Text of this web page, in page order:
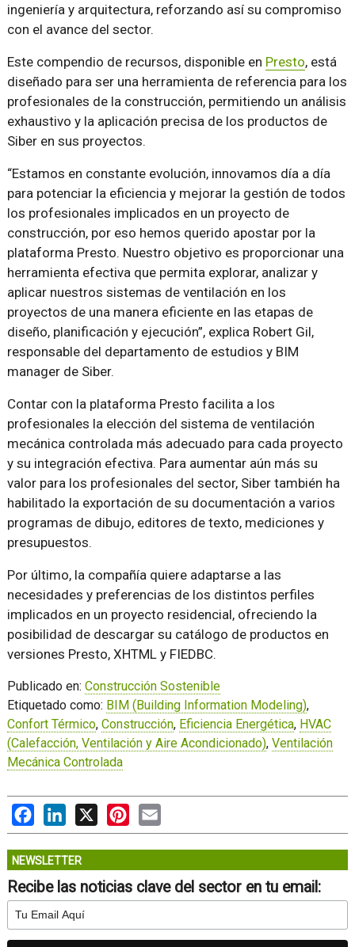
ingeniería y arquitectura, reforzando así su compromiso
con el avance del sector.
Este compendio de recursos, disponible en Presto, está
diseñado para ser una herramienta de referencia para los
profesionales de la construcción, permitiendo un análisis
exhaustivo y la aplicación precisa de los productos de
Siber en sus proyectos.
“Estamos en constante evolución, innovamos día a día
para potenciar la eficiencia y mejorar la gestión de todos
los profesionales implicados en un proyecto de
construcción, por eso hemos querido apostar por la
plataforma Presto. Nuestro objetivo es proporcionar una
herramienta efectiva que permita explorar, analizar y
aplicar nuestros sistemas de ventilación en los
proyectos de una manera eficiente en las etapas de
diseño, planificación y ejecución”, explica Robert Gil,
responsable del departamento de estudios y BIM
manager de Siber.
Contar con la plataforma Presto facilita a los
profesionales la elección del sistema de ventilación
mecánica controlada más adecuado para cada proyecto
y su integración efectiva. Para aumentar aún más su
valor para los profesionales del sector, Siber también ha
habilitado la exportación de su documentación a varios
programas de dibujo, editores de texto, mediciones y
presupuestos.
Por último, la compañía quiere adaptarse a las
necesidades y preferencias de los distintos perfiles
implicados en un proyecto residencial, ofreciendo la
posibilidad de descargar su catálogo de productos en
versiones Presto, XHTML y FIEDBC.
Publicado en: Construcción Sostenible
Etiquetado como: BIM (Building Information Modeling),
Confort Térmico, Construcción, Eficiencia Energética, HVAC
(Calefacción, Ventilación y Aire Acondicionado), Ventilación
Mecánica Controlada
FacebookLinkedIn
X PinterestEmail
NEWSLETTER
Recibe las noticias clave del sector en tu email: